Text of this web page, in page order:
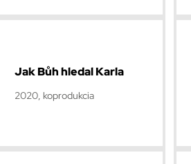
Jak Bůh hledal Karla
2020, koprodukcia